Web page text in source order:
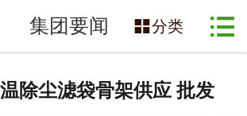
网站首页
产品展示
集团要闻 分类 
除尘滤袋骨架供应 批发